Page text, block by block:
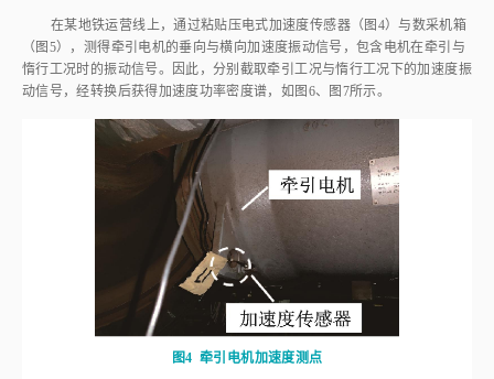
在某地铁运营线上，通过粘贴压电式加速度传感器（ 图4）与数采机箱
（ 图5），测得牵引电机的垂向与横向加速度振动信号，包含电机在牵引与
惰行工况时的振动信号。因此，分别截取牵引工况与惰行工况下的加速度振
动信号，经转换后获得加速度功率密度谱，如 图6、 图7所示。
图4 牵引电机加速度测点